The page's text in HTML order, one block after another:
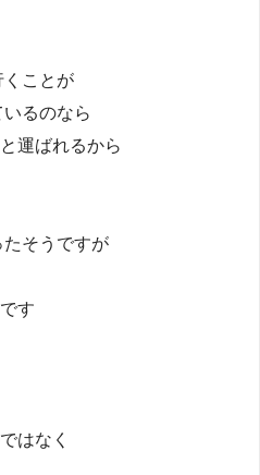
くことが
るのなら
運ばれるから
そうですが
す
はなく